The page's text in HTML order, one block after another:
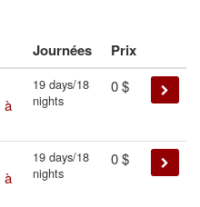
Journées Prix
à
19 days/18
nights
0$
à
19 days/18
nights
0$